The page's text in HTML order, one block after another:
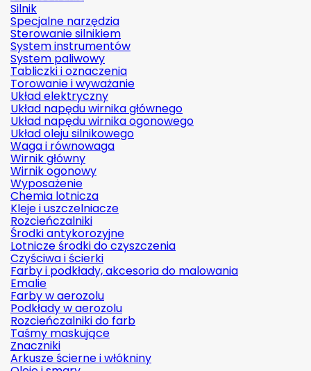
Silnik
Specjalne narzędzia
Sterowanie silnikiem
System instrumentów
System paliwowy
Tabliczki i oznaczenia
Torowanie i wyważanie
Układ elektryczny
Układ napędu wirnika głównego
Układ napędu wirnika ogonowego
Układ oleju silnikowego
Waga i równowaga
Wirnik główny
Wirnik ogonowy
Wyposażenie
Chemia lotnicza
Kleje i uszczelniacze
Rozcieńczalniki
Środki antykorozyjne
Lotnicze środki do czyszczenia
Czyściwa i ścierki
Farby i podkłady, akcesoria do malowania
Emalie
Farby w aerozolu
Podkłady w aerozolu
Rozcieńczalniki do farb
Taśmy maskujące
Znaczniki
Arkusze ścierne i włókniny